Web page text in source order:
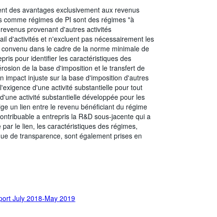
des avantages exclusivement aux revenus
régimes de PI sont des régimes "à
provenant d'autres activités
d'activités et n'excluent pas nécessairement les
dans le cadre de la norme minimale de
pour identifier les caractéristiques des
de la base d'imposition et le transfert de
impact injuste sur la base d'imposition d'autres
d'une activité substantielle pour tout
activité substantielle développée pour les
un lien entre le revenu bénéficiant du régime
a entrepris la R&D sous-jacente qui a
le lien, les caractéristiques des régimes,
de transparence, sont également prises en
July 2018-May 2019